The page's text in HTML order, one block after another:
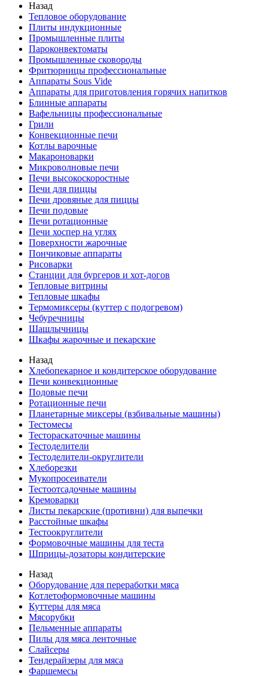
Назад
Тепловое оборудование
Плиты индукционные
Промышленные плиты
Пароконвектоматы
Промышленные сковороды
Фритюрницы профессиональные
Аппараты Sous Vide
Аппараты для приготовления горячих напитков
Блинные аппараты
Вафельницы профессиональные
Грили
Конвекционные печи
Котлы варочные
Макароноварки
Микроволновые печи
Печи высокоскоростные
Печи для пиццы
Печи дровяные для пиццы
Печи подовые
Печи ротационные
Печи хоспер на углях
Поверхности жарочные
Пончиковые аппараты
Рисоварки
Станции для бургеров и хот-догов
Тепловые витрины
Тепловые шкафы
Термомиксеры (куттер с подогревом)
Чебуречницы
Шашлычницы
Шкафы жарочные и пекарские
Назад
Хлебопекарное и кондитерское оборудование
Печи конвекционные
Подовые печи
Ротационные печи
Планетарные миксеры (взбивальные машины)
Тестомесы
Тестораскаточные машины
Тестоделители
Тестоделители-округлители
Хлеборезки
Мукопросеиватели
Тестоотсадочные машины
Кремоварки
Листы пекарские (противни) для выпечки
Расстойные шкафы
Тестоокруглители
Формовочные машины для теста
Шприцы-дозаторы кондитерские
Назад
Оборудование для переработки мяса
Котлетоформовочные машины
Куттеры для мяса
Мясорубки
Пельменные аппараты
Пилы для мяса ленточные
Слайсеры
Тендерайзеры для мяса
Фаршемесы